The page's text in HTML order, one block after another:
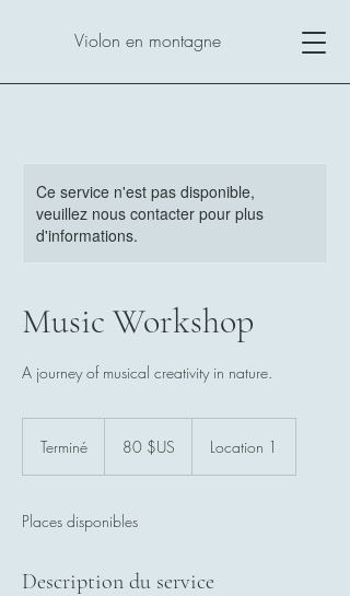
Violon en montagne
Ce service n'est pas disponible,
veuillez nous contacter pour plus
d'informations.
Music Workshop
A journey of musical creativity in nature.
Terminé
i
Unis
80 $US Location 1
Places disponibles
Description du service